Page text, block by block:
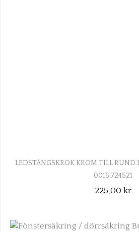
LEDSTÅNGSKROK KROM TILL
0016.724521
225,00 kr